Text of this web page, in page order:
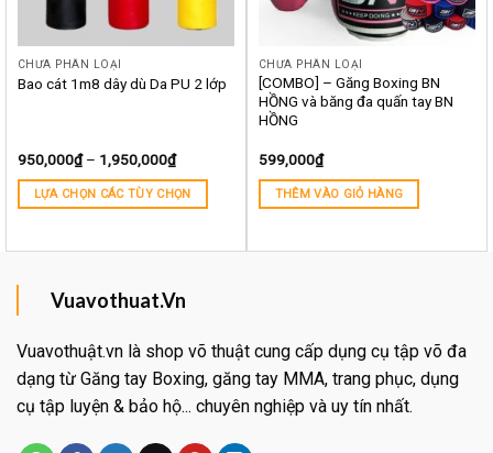
CHƯA PHÂN LOẠI
Bao cát 1m8 dây dù Da PU 2 lớp
950,000₫– 1,950,000₫
LỰA CHỌN CÁC TÙY CHỌN
CHƯA PHÂN LOẠI
[COMBO] – Găng Boxing BN
HỒNG và băng đa quấn tay BN
HỒNG
599,000₫
THÊM VÀO GIỎ HÀNG
Vuavothuat.Vn
Vuavothuật.vn là shop võ thuật cung cấp dụng cụ tập võ đa
dạng từ Găng tay Boxing, găng tay MMA, trang phục, dụng
cụ tập luyện & bảo hộ... chuyên nghiệp và uy tín nhất.